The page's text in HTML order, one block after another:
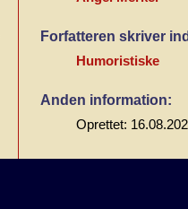
Forfatteren skriver
Humoristiske
Anden information:
Oprettet: